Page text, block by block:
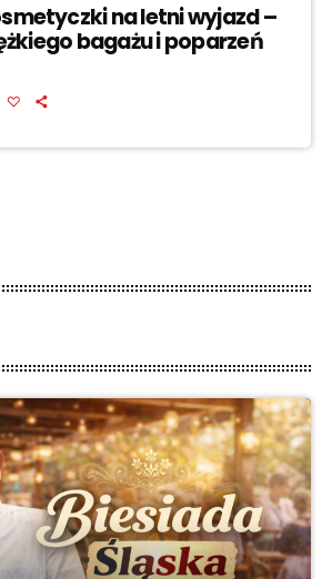
na letni wyjazd –
bagażu i poparzeń